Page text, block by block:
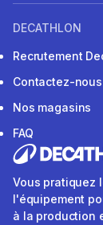
DECATHLON
Recrutement
Contactez-nous
Nos magasins
FAQ
Vous pratiquez
l'équipement
à la production